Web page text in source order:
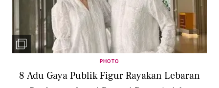
PHOTO
8 Adu Gaya Publik Figur Rayakan Lebaran